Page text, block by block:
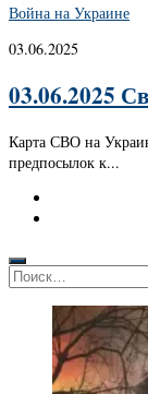
Война на Украине
03.06.2025
03.06.2025
Карта СВО на
предпосылок к...
Найти: